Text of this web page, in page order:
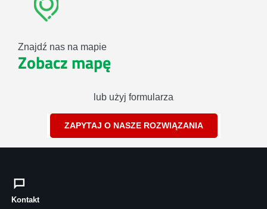
Znajdź nas na mapie
Zobacz mapę
lub użyj formularza
ZAPYTAJ O NASZE ROZWIĄZANIA
Kontakt